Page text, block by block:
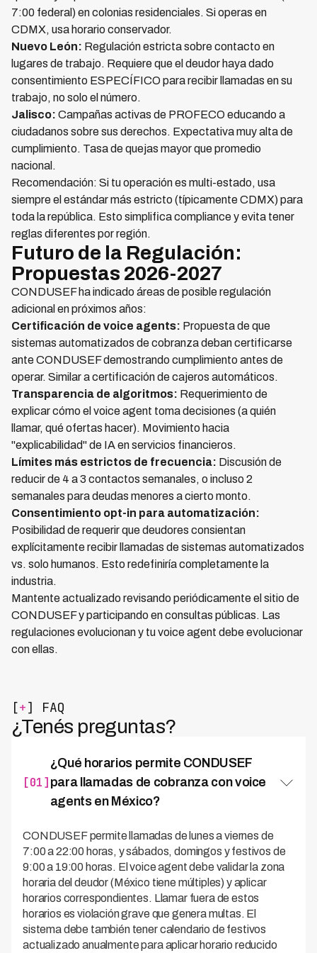
7:00 federal) en colonias residenciales. Si operas en
CDMX, usa horario conservador.
Nuevo León: Regulación estricta sobre contacto en
lugares de trabajo. Requiere que el deudor haya dado
consentimiento ESPECÍFICO para recibir llamadas en su
trabajo, no solo el número.
Jalisco: Campañas activas de PROFECO educando a
ciudadanos sobre sus derechos. Expectativa muy alta de
cumplimiento. Tasa de quejas mayor que promedio
nacional.
Recomendación: Si tu operación es multi-estado, usa
siempre el estándar más estricto (típicamente CDMX) para
toda la república. Esto simplifica compliance y evita tener
reglas diferentes por región.
Futuro de la Regulación:
Propuestas 2026-2027
CONDUSEF ha indicado áreas de posible regulación
adicional en próximos años:
Certificación de voice agents: Propuesta de que
sistemas automatizados de cobranza deban certificarse
ante CONDUSEF demostrando cumplimiento antes de
operar. Similar a certificación de cajeros automáticos.
Transparencia de algoritmos: Requerimiento de
explicar cómo el voice agent toma decisiones (a quién
llamar, qué ofertas hacer). Movimiento hacia
"explicabilidad" de IA en servicios financieros.
Límites más estrictos de frecuencia: Discusión de
reducir de 4 a 3 contactos semanales, o incluso 2
semanales para deudas menores a cierto monto.
Consentimiento opt-in para automatización:
Posibilidad de requerir que deudores consientan
explícitamente recibir llamadas de sistemas automatizados
vs. solo humanos. Esto redefiniría completamente la
industria.
Mantente actualizado revisando periódicamente el sitio de
CONDUSEF y participando en consultas públicas. Las
regulaciones evolucionan y tu voice agent debe evolucionar
con ellas.
[+] FAQ
¿Tenés preguntas?
[01]
¿Qué horarios permite CONDUSEF
para llamadas de cobranza con voice
agents en México?
CONDUSEF permite llamadas de lunes a viernes de
7:00 a 22:00 horas, y sábados, domingos y festivos de
9:00 a 19:00 horas. El voice agent debe validar la zona
horaria del deudor (México tiene múltiples) y aplicar
horarios correspondientes. Llamar fuera de estos
horarios es violación grave que genera multas. El
sistema debe también tener calendario de festivos
actualizado anualmente para aplicar horario reducido